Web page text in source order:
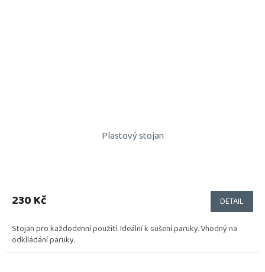
Plastový stojan
230 Kč DETAIL
Stojan pro každodenní použití. Ideální k sušení paruky. Vhodný na
odklládání paruky.